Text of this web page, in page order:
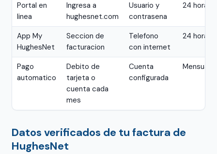
Portal en
linea
Ingresa a
hughesnet.com
Usuario y
contrasena
24 horas
App My
HughesNet
Seccion de
facturacion
Telefono
con internet
24 horas
Pago
automatico
Debito de
tarjeta o
cuenta cada
mes
Cuenta
configurada
Mensual
Datos verificados de tu factura de
HughesNet